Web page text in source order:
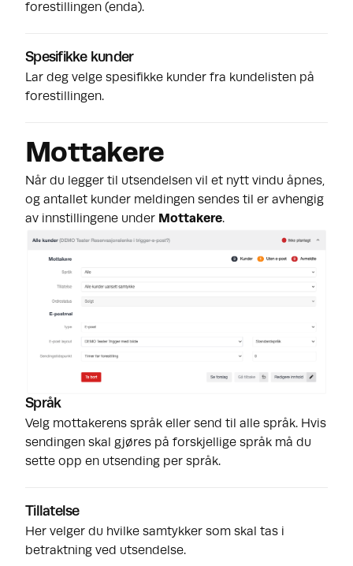
forestillingen (enda).
Spesifikke kunder
Lar deg velge spesifikke kunder fra kundelisten på
forestillingen.
Mottakere
Når du legger til utsendelsen vil et nytt vindu åpnes,
og antallet kunder meldingen sendes til er avhengig
av innstillingene under Mottakere.
Språk
Velg mottakerens språk eller send til alle språk. Hvis
sendingen skal gjøres på forskjellige språk må du
sette opp en utsending per språk.
Tillatelse
Her velger du hvilke samtykker som skal tas i
betraktning ved utsendelse.